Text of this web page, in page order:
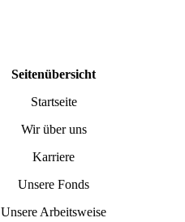
Seitenübersicht
Startseite
Wir über uns
Karriere
Unsere Fonds
Unsere Arbeitsweise